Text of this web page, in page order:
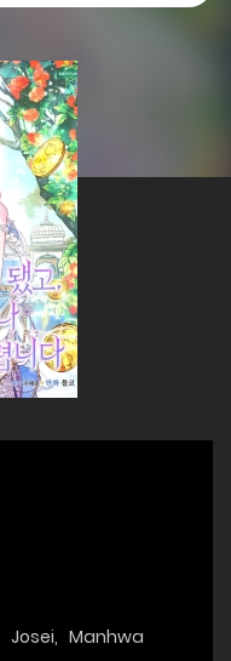
Josei, Manhwa